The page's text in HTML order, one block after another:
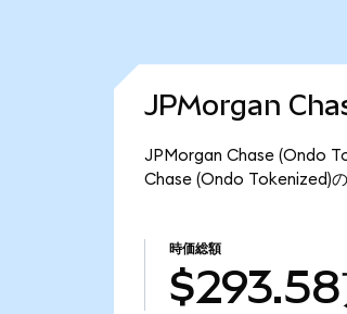
JPMorgan
JPMorgan Chase (Ondo
Chase (Ondo Tokenized)
時価総額
$293.58